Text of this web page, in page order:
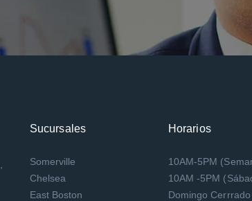
Sucursales
Somerville
Chelsea
East Boston
Horarios
10AM-5PM
10AM -5PM
Domingo Cerrrado